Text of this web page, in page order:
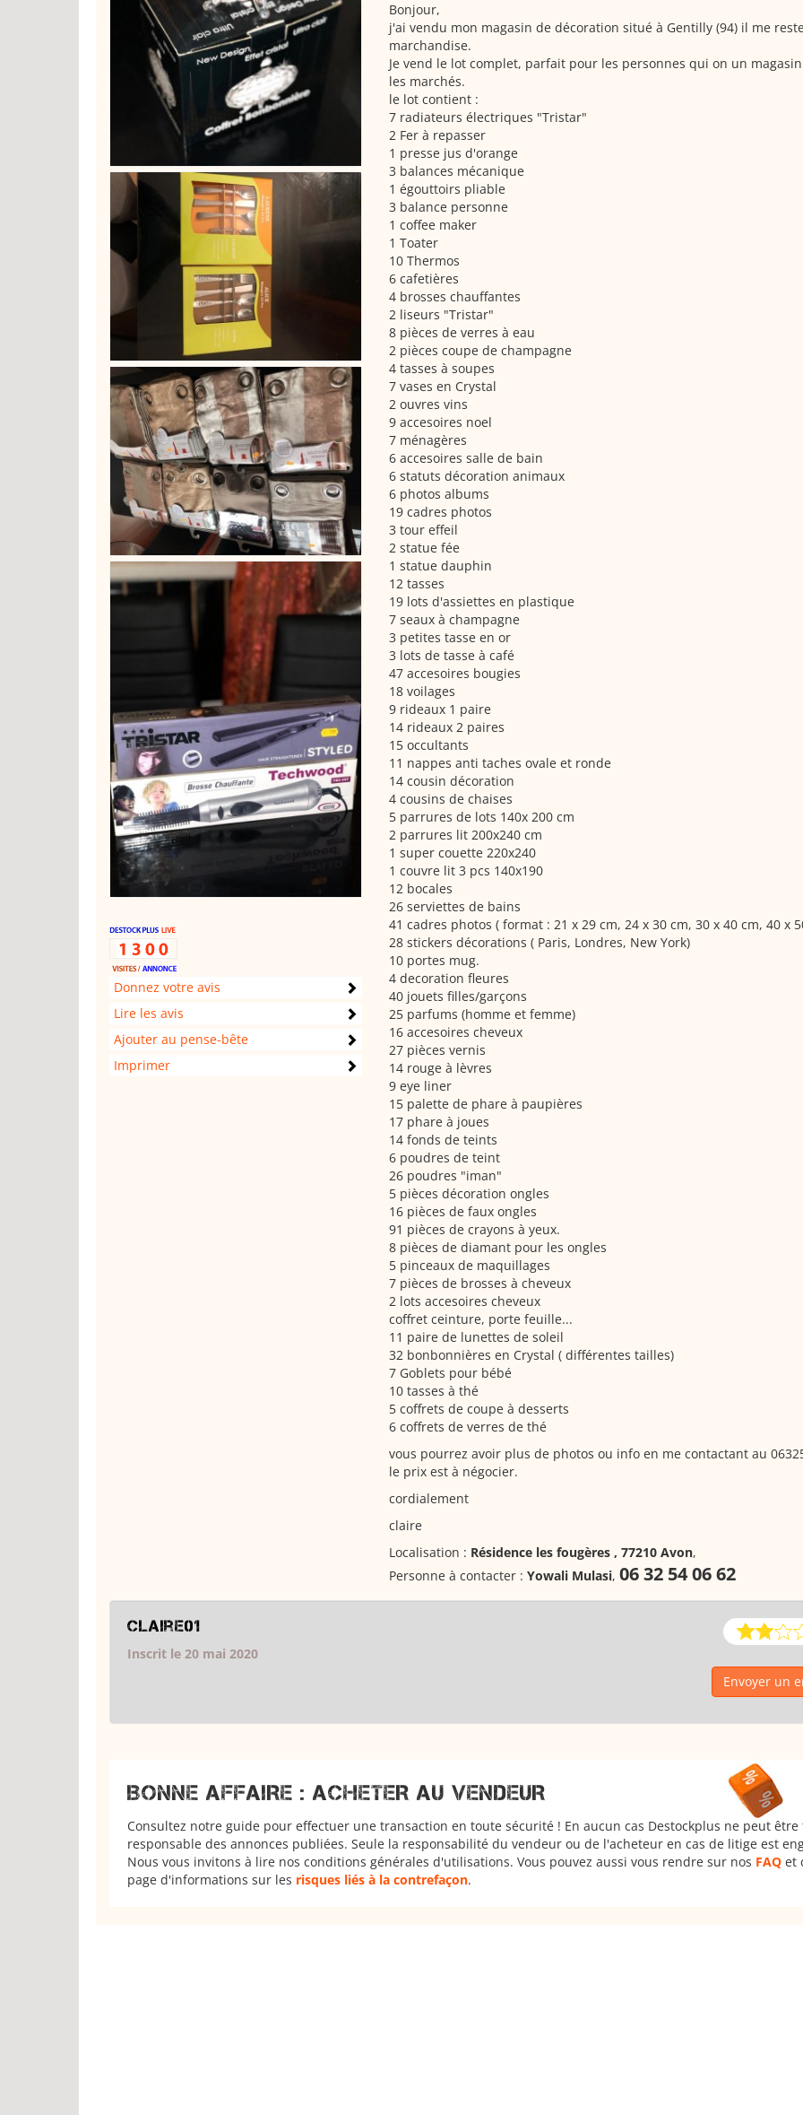
Donnez votre avis
Lire les avis
Ajouter au pense-bête
Imprimer
Bonjour,
j'ai vendu mon magasin de décoration situé à Gentilly (94) il me
marchandise.
Je vend le lot complet, parfait pour les personnes qui on un
les marchés.
le lot contient :
7 radiateurs électriques "Tristar"
2 Fer à repasser
1 presse jus d'orange
3 balances mécanique
1 égouttoirs pliable
3 balance personne
1 coffee maker
1 Toater
10 Thermos
6 cafetières
4 brosses chauffantes
2 liseurs "Tristar"
8 pièces de verres à eau
2 pièces coupe de champagne
4 tasses à soupes
7 vases en Crystal
2 ouvres vins
9 accesoires noel
7 ménagères
6 accesoires salle de bain
6 statuts décoration animaux
6 photos albums
19 cadres photos
3 tour effeil
2 statue fée
1 statue dauphin
12 tasses
19 lots d'assiettes en plastique
7 seaux à champagne
3 petites tasse en or
3 lots de tasse à café
47 accesoires bougies
18 voilages
9 rideaux 1 paire
14 rideaux 2 paires
15 occultants
11 nappes anti taches ovale et ronde
14 cousin décoration
4 cousins de chaises
5 parrures de lots 140x 200 cm
2 parrures lit 200x240 cm
1 super couette 220x240
1 couvre lit 3 pcs 140x190
12 bocales
26 serviettes de bains
41 cadres photos ( format : 21 x 29 cm, 24 x 30 cm, 30 x 40 cm, 40 x
28 stickers décorations ( Paris, Londres, New York)
10 portes mug.
4 decoration fleures
40 jouets filles/garçons
25 parfums (homme et femme)
16 accesoires cheveux
27 pièces vernis
14 rouge à lèvres
9 eye liner
15 palette de phare à paupières
17 phare à joues
14 fonds de teints
6 poudres de teint
26 poudres "iman"
5 pièces décoration ongles
16 pièces de faux ongles
91 pièces de crayons à yeux.
8 pièces de diamant pour les ongles
5 pinceaux de maquillages
7 pièces de brosses à cheveux
2 lots accesoires cheveux
coffret ceinture, porte feuille...
11 paire de lunettes de soleil
32 bonbonnières en Crystal ( différentes tailles)
7 Goblets pour bébé
10 tasses à thé
5 coffrets de coupe à desserts
6 coffrets de verres de thé
vous pourrez avoir plus de photos ou info en me contactant au
le prix est à négocier.
cordialement
claire
Localisation : Résidence les fougères , 77210 Avon,
Personne à contacter : Yowali Mulasi, 06 32 54 06 62
Claire01
Inscrit le 20 mai 2020
Envoyer un
BONNE AFFAIRE : ACHETER AU VENDEUR
Consultez notre guide pour effectuer une transaction en toute sécurité ! En aucun cas Destockplus ne peut être
responsable des annonces publiées. Seule la responsabilité du vendeur ou de l'acheteur en cas de litige est
Nous vous invitons à lire nos conditions générales d'utilisations. Vous pouvez aussi vous rendre sur nos FAQ et
page d'informations sur les risques liés à la contrefaçon.